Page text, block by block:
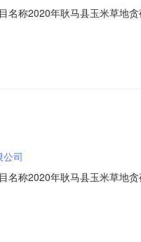
称2020年耿马县玉米草地
地点耿马自治县天鹅湖大酒
司
称2020年耿马县玉米草地
地点耿马县天鹅湖大酒店会